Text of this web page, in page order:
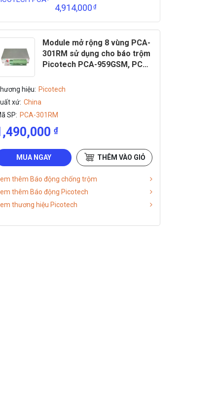
4,914,000₫
Module mở rộng 8 vùng PCA-
301RM sử dụng cho báo trộm
Picotech PCA-959GSM, PCA-
hiệu: Picotech
xứ: China
SP: PCA-301RM
₫
MUA NGAY THÊM VÀO GIỎ
thêm Báo động chống trộm
thêm Báo động Picotech
thương hiệu Picotech